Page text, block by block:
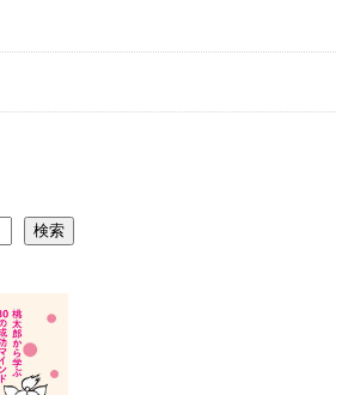
検索